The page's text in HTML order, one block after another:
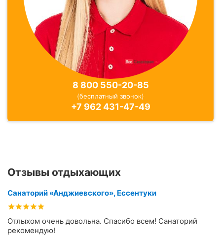
8 800 550-20-85
(бесплатный звонок)
+7 962 431-47-49
Отзывы отдыхающих
Санаторий «Анджиевского», Ессентуки
Отлыхом очень довольна. Спасибо всем! Санаторий
рекомендую!